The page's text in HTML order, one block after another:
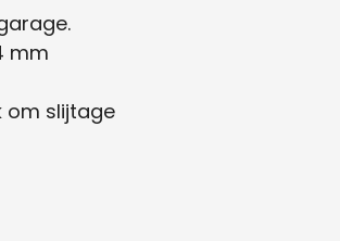
mm
om slijtage